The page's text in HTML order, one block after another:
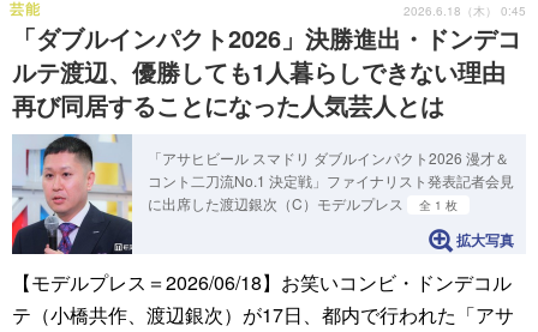
「ダブルインパクト2026」決勝進出・ドンデコ
ルテ渡辺、優勝しても1人暮らしできない理由
再び同居することになった人気芸人とは
芸能 2026.6.18（木） 0:45
「アサヒビール スマドリ ダブルインパクト2026 漫才＆
コント二刀流No.1 決定戦」ファイナリスト発表記者会見
に出席した渡辺銀次（C）モデルプレス
全 1 枚
拡大写真
【モデルプレス＝2026/06/18】お笑いコンビ・ドンデコル
テ（小橋共作、渡辺銀次）が17日、都内で行われた「アサ